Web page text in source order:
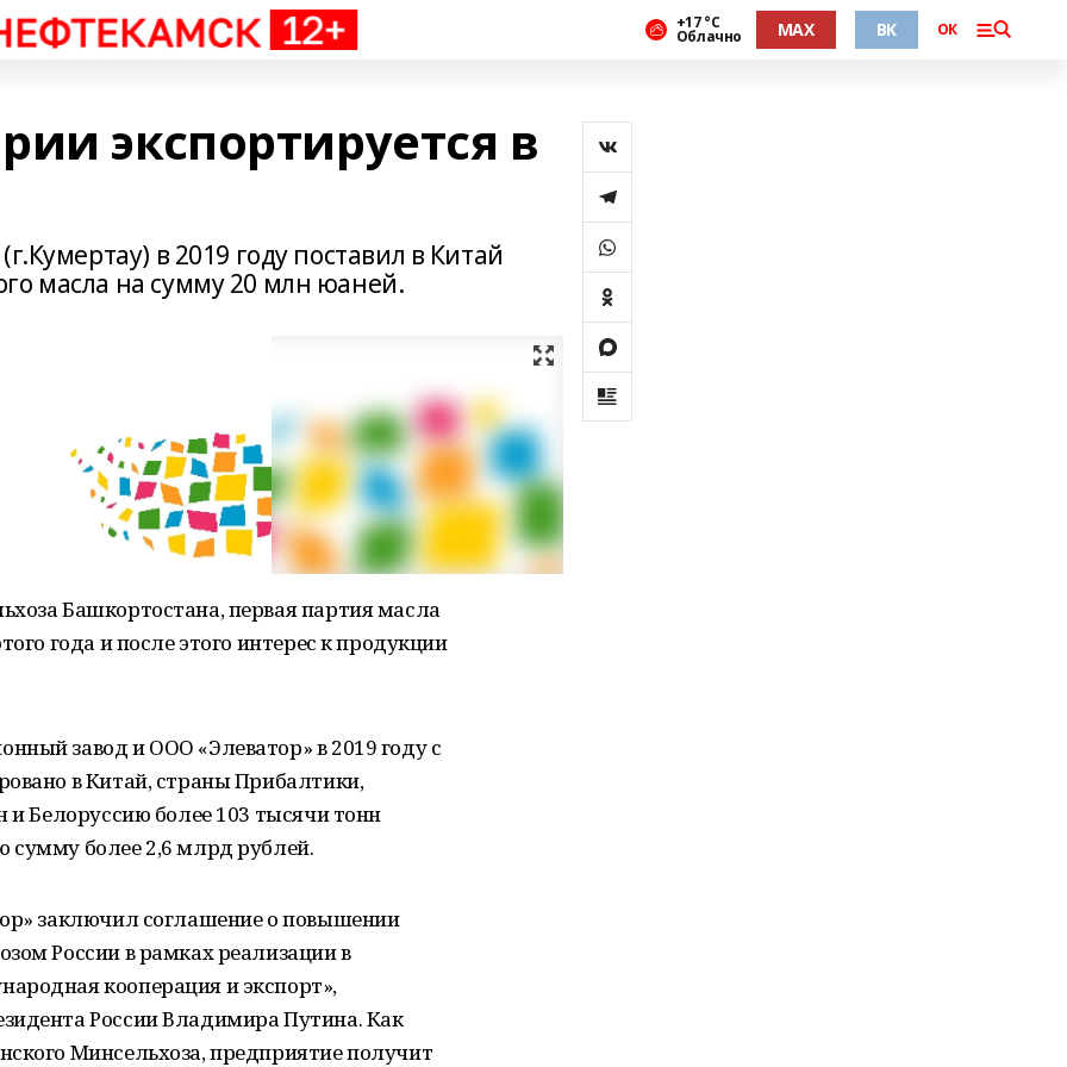
+17 °С
Облачно MAX ВК ОК
экспортируется в
в 2019 году поставил в Китай
масла на сумму 20 млн юаней.
Башкортостана, первая партия масла
года и после этого интерес к продукции
завод и ООО «Элеватор» в 2019 году с
в Китай, страны Прибалтики,
и Белоруссию более 103 тысячи тонн
более 2,6 млрд рублей.
заключил соглашение о повышении
России в рамках реализации в
кооперация и экспорт»,
России Владимира Путина. Как
Минсельхоза, предприятие получит